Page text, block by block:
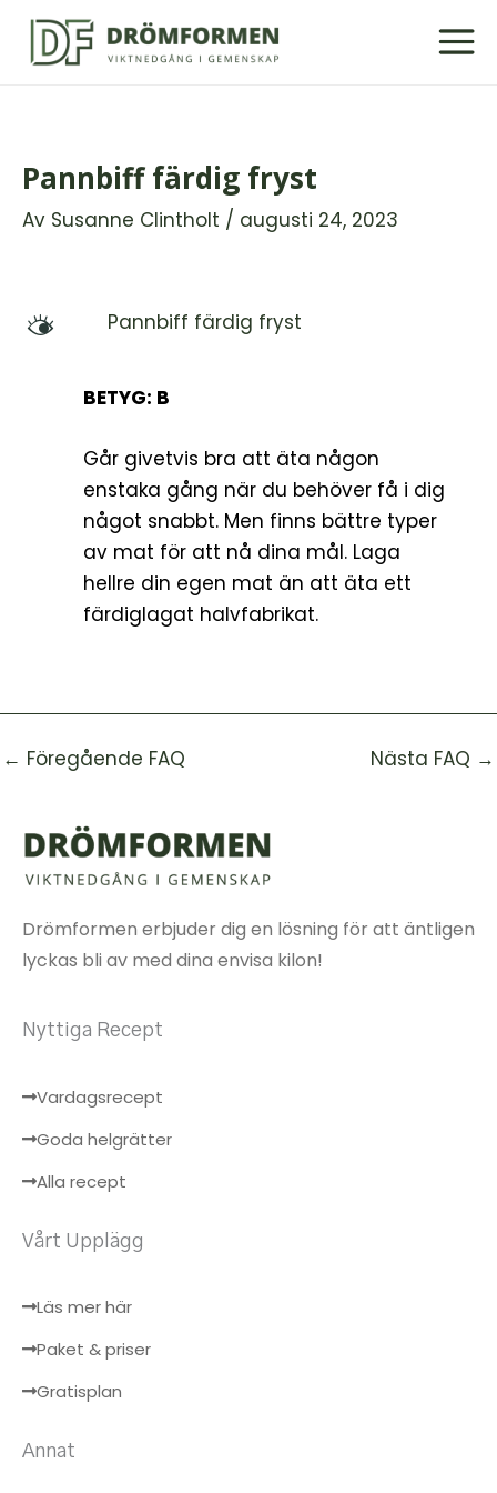
Hoppa
Pannbiff färdig fryst
Av Susanne Clintholt / augusti 24, 2023
M Pannbiff färdig fryst
BETYG: B
Går givetvis bra att äta någon
enstaka gång när du behöver få i dig
något snabbt. Men finns bättre typer
av mat för att nå dina mål. Laga
hellre din egen mat än att äta ett
färdiglagat halvfabrikat.
← Föregående FAQ Nästa FAQ →
Drömformen erbjuder dig en lösning för att äntligen
lyckas bli av med dina envisa kilon!
Nyttiga Recept
Vardagsrecept
Goda helgrätter
Alla recept
Vårt Upplägg
Läs mer här
Paket & priser
Gratisplan
Annat